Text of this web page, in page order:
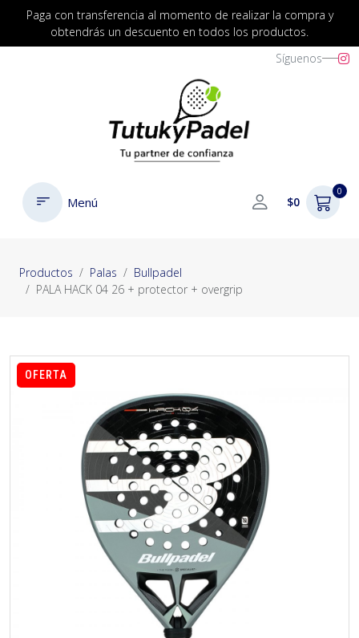
Paga con transferencia al momento de realizar la compra y
obtendrás un descuento en todos los productos.
Síguenos
Menú $0
0
Productos Palas
Bullpadel
PALA HACK 04 26 + protector + overgrip
OFERTA